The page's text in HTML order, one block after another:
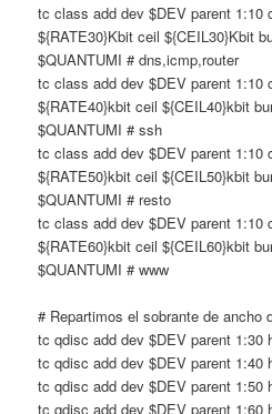
tc class add dev $DEV parent 1:10
${RATE30}Kbit ceil ${CEIL30}Kbit
$QUANTUMI # dns,icmp,router
tc class add dev $DEV parent 1:10
${RATE40}kbit ceil ${CEIL40}kbit
$QUANTUMI # ssh
tc class add dev $DEV parent 1:10
${RATE50}kbit ceil ${CEIL50}kbit
$QUANTUMI # resto
tc class add dev $DEV parent 1:10
${RATE60}kbit ceil ${CEIL60}kbit
$QUANTUMI # www
# Repartimos el sobrante de ancho
tc qdisc add dev $DEV parent 1:30
tc qdisc add dev $DEV parent 1:40
tc qdisc add dev $DEV parent 1:50
tc qdisc add dev $DEV parent 1:60